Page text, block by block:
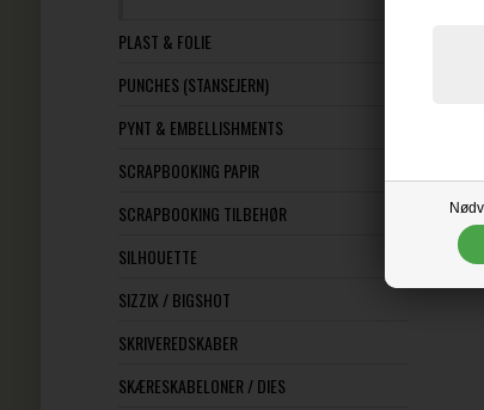
PLAST & FOLIE
PUNCHES (STANSEJERN)
PYNT & EMBELLISHMENTS
SCRAPBOOKING PAPIR
SCRAPBOOKING TILBEHØR
SILHOUETTE
SIZZIX / BIGSHOT
SKRIVEREDSKABER
SKÆRESKABELONER / DIES